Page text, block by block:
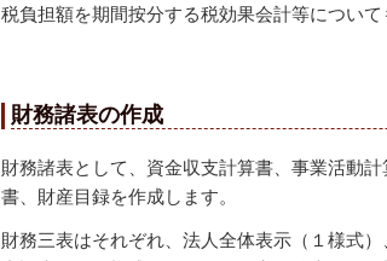
税負担額を期間按分する税効果会計等について
財務諸表の作成
財務諸表として、資金収支計算書、事業活動
書、財産目録を作成します。
財務三表はそれぞれ、法人全体表示（１様式